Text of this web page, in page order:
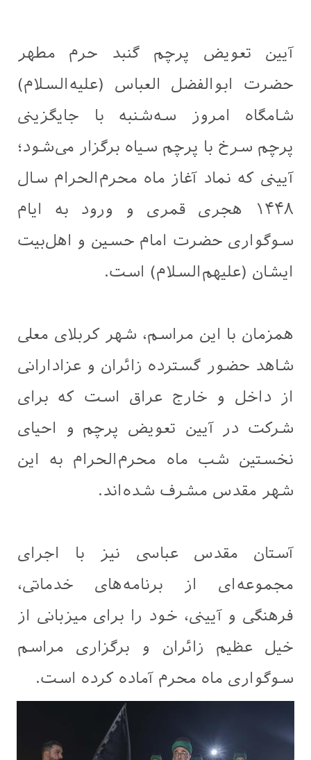
آیین تعویض پرچم گنبد حرم مطهر
حضرت ابوالفضل العباس (علیه‌السلام)
شامگاه امروز سه‌شنبه با جایگزینی
پرچم سرخ با پرچم سیاه برگزار می‌شود؛
آیینی که نماد آغاز ماه محرم‌الحرام سال
۱۴۴۸ هجری قمری و ورود به ایام
سوگواری حضرت امام حسین و اهل‌بیت
ایشان (علیهم‌السلام) است.
همزمان با این مراسم، شهر کربلای معلی
شاهد حضور گسترده زائران و عزادارانی
از داخل و خارج عراق است که برای
شرکت در آیین تعویض پرچم و احیای
نخستین شب ماه محرم‌الحرام به این
شهر مقدس مشرف شده‌اند.
آستان مقدس عباسی نیز با اجرای
مجموعه‌ای از برنامه‌های خدماتی،
فرهنگی و آیینی، خود را برای میزبانی از
خیل عظیم زائران و برگزاری مراسم
سوگواری ماه محرم آماده کرده است.